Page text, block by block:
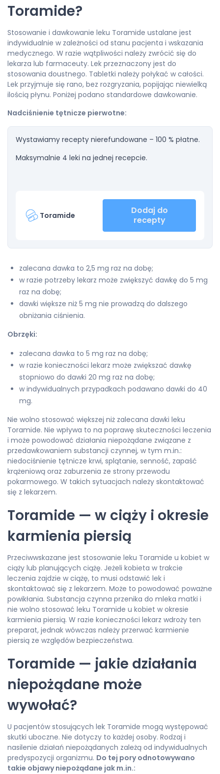
Toramide?
Stosowanie i dawkowanie leku Toramide ustalane jest
indywidualnie w zależności od stanu pacjenta i wskazania
medycznego. W razie wątpliwości należy zwrócić się do
lekarza lub farmaceuty. Lek przeznaczony jest do
stosowania doustnego. Tabletki należy połykać w całości.
Lek przyjmuje się rano, bez rozgryzania, popijając niewielką
ilością płynu. Poniżej podano standardowe dawkowanie.
Nadciśnienie tętnicze pierwotne:
Wystawiamy recepty nierefundowane – 100 % płatne.
Maksymalnie 4 leki na jednej recepcie.
Toramide
Dodaj do
recepty
zalecana dawka to 2,5 mg raz na dobę;
w razie potrzeby lekarz może zwiększyć dawkę do 5 mg
raz na dobę;
dawki większe niż 5 mg nie prowadzą do dalszego
obniżania ciśnienia.
Obrzęki:
zalecana dawka to 5 mg raz na dobę;
w razie konieczności lekarz może zwiększać dawkę
stopniowo do dawki 20 mg raz na dobę;
w indywidualnych przypadkach podawano dawki do 40
mg.
Nie wolno stosować większej niż zalecana dawki leku
Toramide. Nie wpływa to na poprawę skuteczności leczenia
i może powodować działania niepożądane związane z
przedawkowaniem substancji czynnej, w tym m.in.:
niedociśnienie tętnicze krwi, splątanie, senność, zapaść
krążeniową oraz zaburzenia ze strony przewodu
pokarmowego. W takich sytuacjach należy skontaktować
się z lekarzem.
Toramide — w ciąży i okresie
karmienia piersią
Przeciwwskazane jest stosowanie leku Toramide u kobiet w
ciąży lub planujących ciążę. Jeżeli kobieta w trakcie
leczenia zajdzie w ciążę, to musi odstawić lek i
skontaktować się z lekarzem. Może to powodować poważne
powikłania. Substancja czynna przenika do mleka matki i
nie wolno stosować leku Toramide u kobiet w okresie
karmienia piersią. W razie konieczności lekarz wdroży ten
preparat, jednak wówczas należy przerwać karmienie
piersią ze względów bezpieczeństwa.
Toramide — jakie działania
niepożądane może
wywołać?
U pacjentów stosujących lek Toramide mogą występować
skutki uboczne. Nie dotyczy to każdej osoby. Rodzaj i
nasilenie działań niepożądanych zależą od indywidualnych
predyspozycji organizmu. Do tej pory odnotowywano
takie objawy niepożądane jak m.in.: